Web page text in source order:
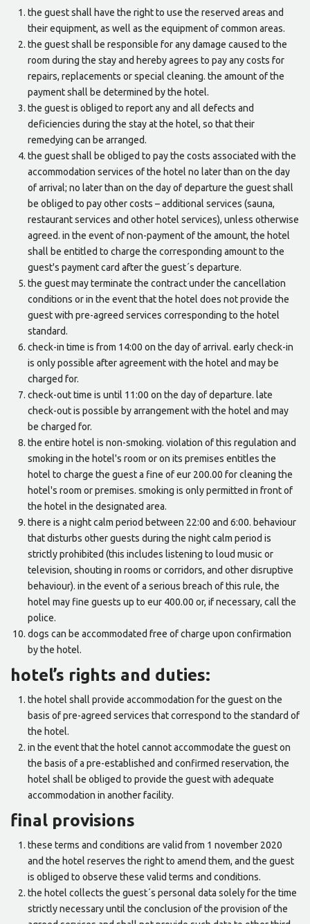
the guest shall have the right to use the reserved areas and
their equipment, as well as the equipment of common areas.
the guest shall be responsible for any damage caused to the
room during the stay and hereby agrees to pay any costs for
repairs, replacements or special cleaning. the amount of the
payment shall be determined by the hotel.
the guest is obliged to report any and all defects and
deficiencies during the stay at the hotel, so that their
remedying can be arranged.
the guest shall be obliged to pay the costs associated with the
accommodation services of the hotel no later than on the day
of arrival; no later than on the day of departure the guest shall
be obliged to pay other costs – additional services (sauna,
restaurant services and other hotel services), unless otherwise
agreed. in the event of non-payment of the amount, the hotel
shall be entitled to charge the corresponding amount to the
guest's payment card after the guest´s departure.
the guest may terminate the contract under the cancellation
conditions or in the event that the hotel does not provide the
guest with pre-agreed services corresponding to the hotel
standard.
check-in time is from 14:00 on the day of arrival. early check-in
is only possible after agreement with the hotel and may be
charged for.
check-out time is until 11:00 on the day of departure. late
check-out is possible by arrangement with the hotel and may
be charged for.
the entire hotel is non-smoking. violation of this regulation and
smoking in the hotel's room or on its premises entitles the
hotel to charge the guest a fine of eur 200.00 for cleaning the
hotel's room or premises. smoking is only permitted in front of
the hotel in the designated area.
there is a night calm period between 22:00 and 6:00. behaviour
that disturbs other guests during the night calm period is
strictly prohibited (this includes listening to loud music or
television, shouting in rooms or corridors, and other disruptive
behaviour). in the event of a serious breach of this rule, the
hotel may fine guests up to eur 400.00 or, if necessary, call the
police.
dogs can be accommodated free of charge upon confirmation
by the hotel.
hotel’s rights and duties:
the hotel shall provide accommodation for the guest on the
basis of pre-agreed services that correspond to the standard of
the hotel.
in the event that the hotel cannot accommodate the guest on
the basis of a pre-established and confirmed reservation, the
hotel shall be obliged to provide the guest with adequate
accommodation in another facility.
final provisions
these terms and conditions are valid from 1 november 2020
and the hotel reserves the right to amend them, and the guest
is obliged to observe these valid terms and conditions.
the hotel collects the guest´s personal data solely for the time
strictly necessary until the conclusion of the provision of the